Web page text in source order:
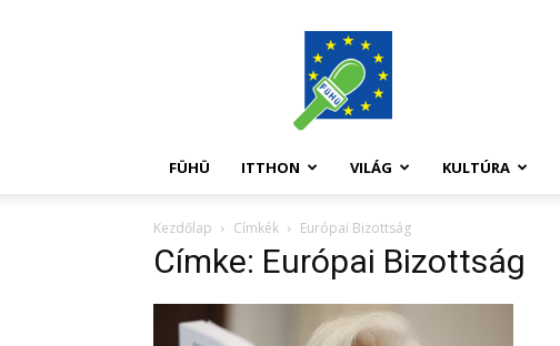
FüHü
FÜHÜ ITTHON VILÁG KULTÚRA
Kezdőlap Címkék Európai Bizottság
Címke: Európai Bizottság